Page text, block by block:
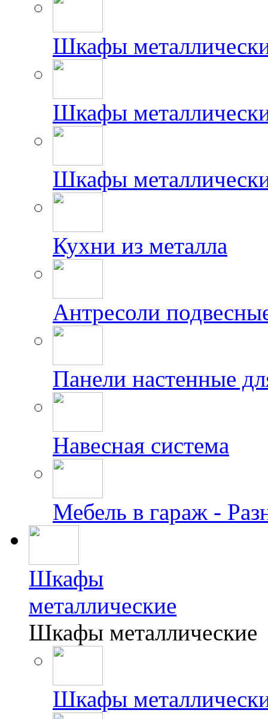
Шкафы
Шкафы
Шкафы
Кухни из металла
Антресоли
Панели настенные
Навесная система
Мебель в гараж -
Шкафы
металлические
Шкафы металлические
Шкафы